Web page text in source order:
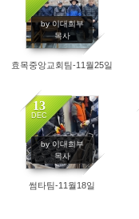
by 이대희부
목사
3325
효목중앙교회팀-11월25일
13
DEC
by 이대희부
목사
2498
썸타팀-11월18일